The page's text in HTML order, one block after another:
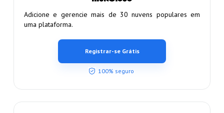
Adicione e gerencie mais de 30 nuvens populares em
uma plataforma.
Registrar-se Grátis
100% seguro